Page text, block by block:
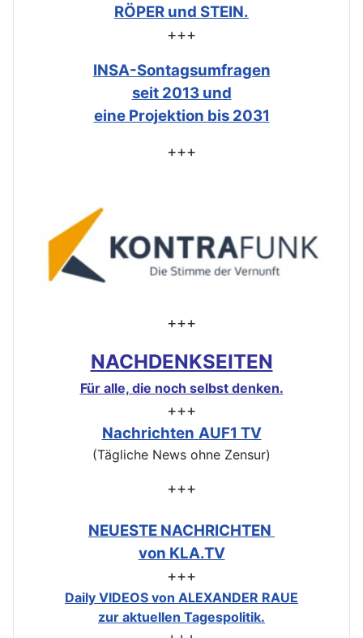
RÖPER und STEIN.
+++
INSA-Sontagsumfragen
seit 2013 und
eine Projektion bis 2031
+++
+++
NACHDENKSEITEN
Für alle, die noch selbst denken.
+++
Nachrichten AUF1 TV
(Tägliche News ohne Zensur)
+++
NEUESTE NACHRICHTEN
von KLA.TV
+++
Daily VIDEOS von ALEXANDER RAUE
zur aktuellen Tagespolitik.